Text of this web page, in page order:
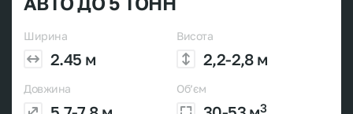
Ширина
2.45 м
Висота
2,2-2,8 м
Довжина Об’єм
3